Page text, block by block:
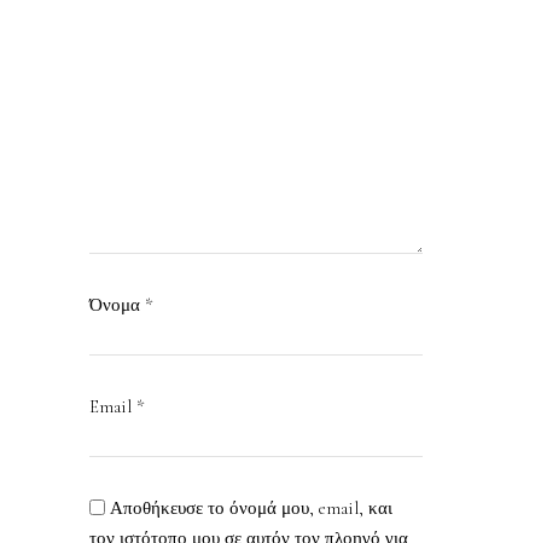
Όνομα *
Email *
Αποθήκευσε το όνομά μου, email, και
τον ιστότοπο μου σε αυτόν τον πλοηγό για